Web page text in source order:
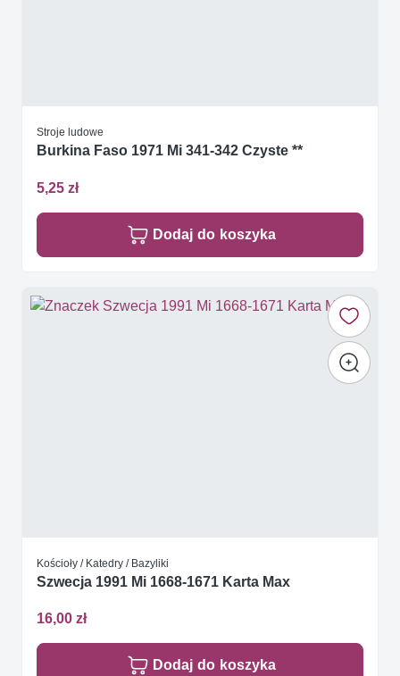
Stroje ludowe
Burkina Faso 1971 Mi 341-342 Czyste **
5,25 zł
Dodaj do koszyka
Kościoły / Katedry / Bazyliki
Szwecja 1991 Mi 1668-1671 Karta Max
16,00 zł
Dodaj do koszyka